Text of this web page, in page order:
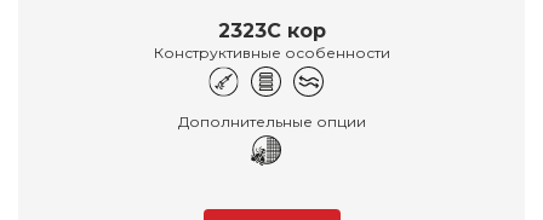
2323С кор
Конструктивные особенности
Дополнительные опции